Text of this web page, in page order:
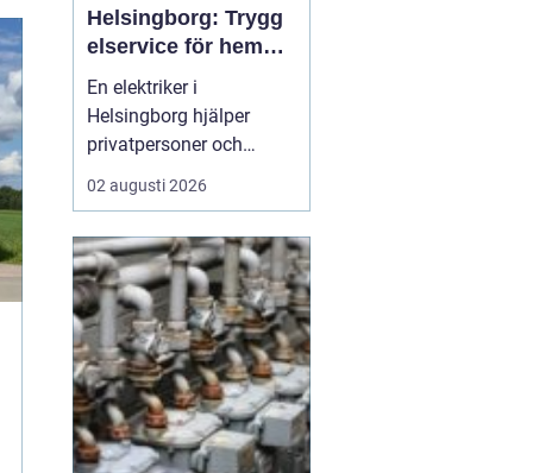
Helsingborg: Trygg
elservice för hem
och företag
En elektriker i
Helsingborg hjälper
privatpersoner och
företag med trygg, säker
och effektiv elservice.
enkla reparationer och
byte av uttag till
kompletta
elinstallationer,
felsökning vid akuta
fel,...
02 augusti 2026